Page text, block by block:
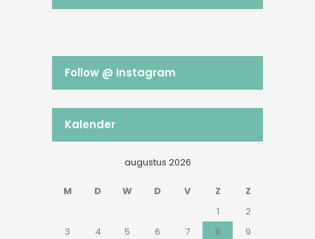
Follow @ Instagram
Kalender
augustus 2026
M D W D V Z Z
1
2
3
4 5 6 7 8
9